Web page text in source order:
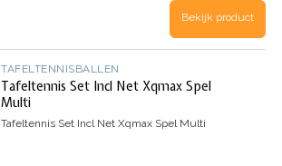
Bekijk product
TAFELTENNISBALLEN
Tafeltennis Set Incl Net Xqmax Spel
Multi
Tafeltennis Set Incl Net Xqmax Spel Multi